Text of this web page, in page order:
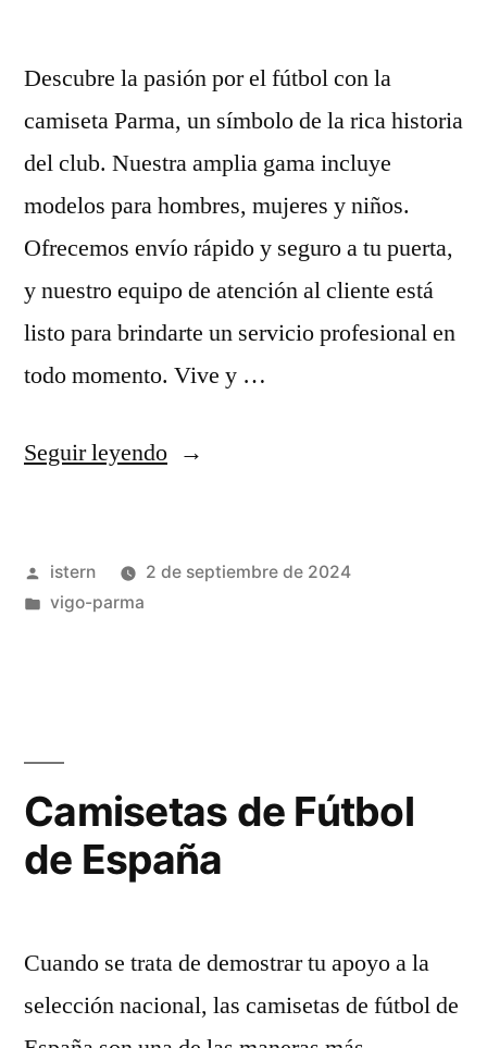
Descubre la pasión por el fútbol con la
camiseta Parma, un símbolo de la rica historia
del club. Nuestra amplia gama incluye
modelos para hombres, mujeres y niños.
Ofrecemos envío rápido y seguro a tu puerta,
y nuestro equipo de atención al cliente está
listo para brindarte un servicio profesional en
todo momento. Vive y …
Seguir leyendo«Parma
3.ª
Publicado
por
istern
2 de septiembre de 2024
Publicado
vigo-parma
Camisetas de Fútbol
de España
Cuando se trata de demostrar tu apoyo a la
selección nacional, las camisetas de fútbol de